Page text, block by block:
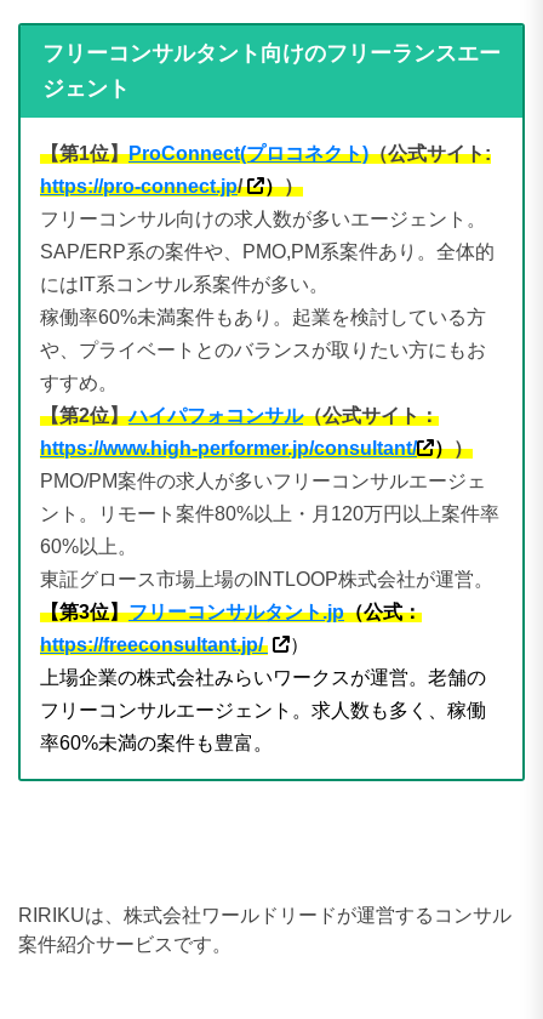
フリーコンサルタント向けのフリーランスエー
ジェント
【第1位】ProConnect(プロコネクト)（公式サイト:
https://pro-connect.jp/ ））
フリーコンサル向けの求人数が多いエージェント。
SAP/ERP系の案件や、PMO,PM系案件あり。全体的
にはIT系コンサル系案件が多い。
稼働率60%未満案件もあり。起業を検討している方
や、プライベートとのバランスが取りたい方にもお
すすめ。
【第2位】ハイパフォコンサル（公式サイト：
https://www.high-performer.jp/consultant/
））
PMO/PM案件の求人が多いフリーコンサルエージェ
ント。リモート案件80%以上・月120万円以上案件率
60%以上。
東証グロース市場上場のINTLOOP株式会社が運営。
【第3位】フリーコンサルタント.jp（公式：
https://freeconsultant.jp/
）
上場企業の株式会社みらいワークスが運営。老舗の
フリーコンサルエージェント。求人数も多く、稼働
率60%未満の案件も豊富。
RIRIKUは、株式会社ワールドリードが運営するコンサル
案件紹介サービスです。